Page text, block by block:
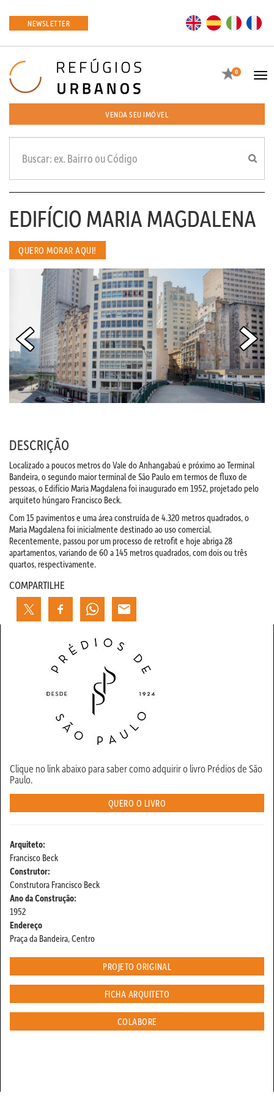
NEWSLETTER EN ES
Favoritos
0
VENDA SEU IMÓVEL
EDIFÍCIO MARIA MAGDALENA
QUERO MORAR AQUI!
DESCRIÇÃO
Localizado a poucos metros do Vale do Anhangabaú e próximo ao Terminal
Bandeira, o segundo maior terminal de São Paulo em termos de fluxo de
pessoas, o Edifício Maria Magdalena foi inaugurado em 1952, projetado pelo
arquiteto húngaro Francisco Beck.
Com 15 pavimentos e uma área construída de 4.320 metros quadrados, o
Maria Magdalena foi inicialmente destinado ao uso comercial.
Recentemente, passou por um processo de retrofit e hoje abriga 28
apartamentos, variando de 60 a 145 metros quadrados, com dois ou três
quartos, respectivamente.
COMPARTILHE
Clique no link abaixo para saber como adquirir o livro Prédios de São
Paulo.
QUERO O LIVRO
Arquiteto:
Francisco Beck
Construtor:
Construtora Francisco Beck
Ano da Construção:
1952
Endereço
Praça da Bandeira, Centro
PROJETO ORIGINAL
FICHA ARQUITETO
COLABORE